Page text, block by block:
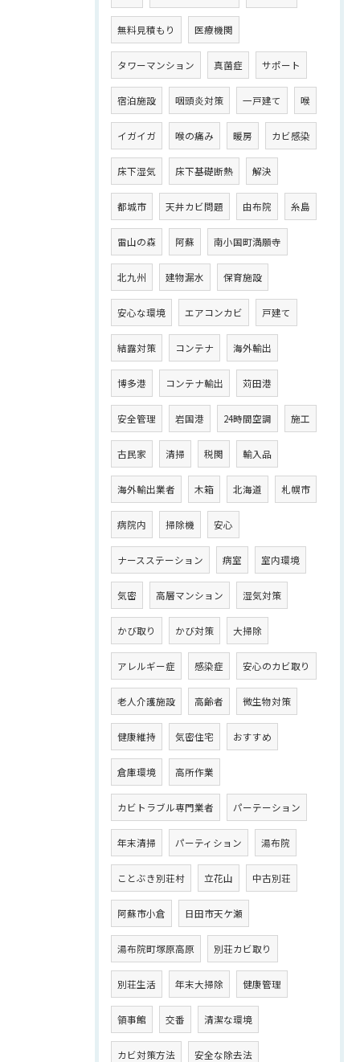
無料見積もり 医療機関
タワーマンション 真菌症 サポート
宿泊施設 咽頭炎対策 一戸建て 喉
イガイガ 喉の痛み 暖房 カビ感染
床下湿気 床下基礎断熱 解決
都城市 天井カビ問題 由布院 糸島
雷山の森 阿蘇 南小国町満願寺
北九州 建物漏水 保育施設
安心な環境 エアコンカビ 戸建て
結露対策 コンテナ 海外輸出
博多港 コンテナ輸出 苅田港
安全管理 岩国港 24時間空調 施工
古民家 清掃 税関 輸入品
海外輸出業者 木箱 北海道 札幌市
病院内 掃除機 安心
ナースステーション 病室 室内環境
気密 高層マンション 湿気対策
かび取り かび対策 大掃除
アレルギー症 感染症 安心のカビ取り
老人介護施設 高齢者 微生物対策
健康維持 気密住宅 おすすめ
倉庫環境 高所作業
カビトラブル専門業者 パーテーション
年末清掃 パーティション 湯布院
ことぶき別荘村 立花山 中古別荘
阿蘇市小倉 日田市天ケ瀬
湯布院町塚原高原 別荘カビ取り
別荘生活 年末大掃除 健康管理
領事館 交番 清潔な環境
カビ対策方法 安全な除去法